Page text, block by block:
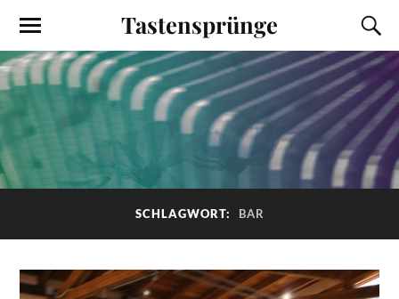
Tastensprünge
SCHLAGWORT: BAR